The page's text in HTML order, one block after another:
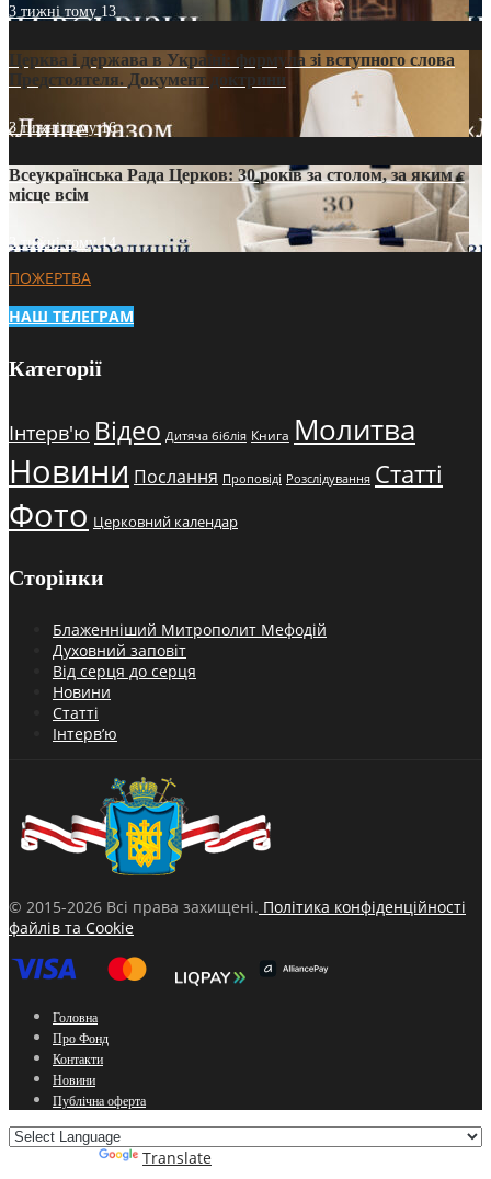
3 тижні тому 13
Церква і держава в Україні: формула зі вступного слова
Предстоятеля. Документ доктрини
3 тижні тому16
Всеукраїнська Рада Церков: 30 років за столом, за яким є
місце всім
3 тижні тому14
ПОЖЕРТВА
НАШ ТЕЛЕГРАМ
Категорії
Інтерв'ю Відео Дитяча біблія Книга Молитва
Новини Послання Проповіді Розслідування Статті
Фото Церковний календар
Сторінки
Блаженніший Митрополит Мефодій
Духовний заповіт
Від серця до серця
Новини
Статті
Інтерв’ю
© 2015-2026 Всі права захищені. Політика конфіденційності
файлів та Cookie
Головна
Про Фонд
Контакти
Новини
Публічна оферта
Translate